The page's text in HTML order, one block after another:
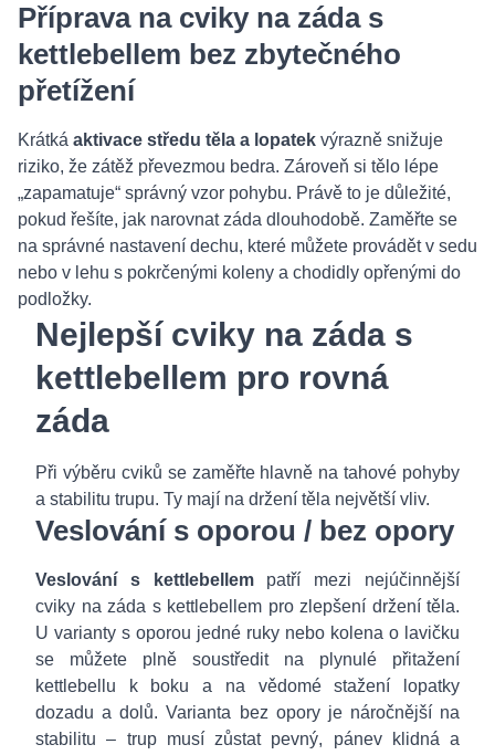
Příprava na cviky na záda s
kettlebellem bez zbytečného
přetížení
Krátká aktivace středu těla a lopatek výrazně snižuje
riziko, že zátěž převezmou bedra. Zároveň si tělo lépe
„zapamatuje“ správný vzor pohybu. Právě to je důležité,
pokud řešíte, jak narovnat záda dlouhodobě. Zaměřte se
na správné nastavení dechu, které můžete provádět v sedu
nebo v lehu s pokrčenými koleny a chodidly opřenými do
podložky.
Nejlepší cviky na záda s
kettlebellem pro rovná
záda
Při výběru cviků se zaměřte hlavně na tahové pohyby
a stabilitu trupu. Ty mají na držení těla největší vliv.
Veslování s oporou / bez opory
Veslování s kettlebellempatří mezi nejúčinnější
cviky na záda s kettlebellem pro zlepšení držení těla.
U varianty s oporou jedné ruky nebo kolena o lavičku
se můžete plně soustředit na plynulé přitažení
kettlebellu k boku a na vědomé stažení lopatky
dozadu a dolů. Varianta bez opory je náročnější na
stabilitu – trup musí zůstat pevný, pánev klidná a